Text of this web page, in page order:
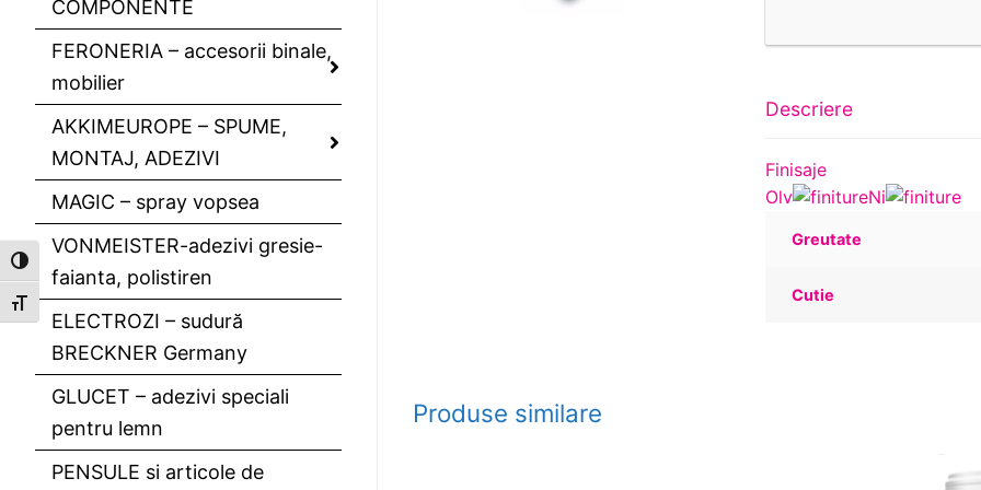
Toggle High Contrast
Toggle Font size
Descriere
Finisaje
Olv
Ni
Greutate
Cutie
Produse similare
COMPONENTE
FERONERIA – accesorii binale,
mobilier
AKKIMEUROPE – SPUME,
MONTAJ, ADEZIVI
MAGIC – spray vopsea
VONMEISTER-adezivi gresie-
faianta, polistiren
ELECTROZI – sudură
BRECKNER Germany
GLUCET – adezivi speciali
pentru lemn
PENSULE si articole de